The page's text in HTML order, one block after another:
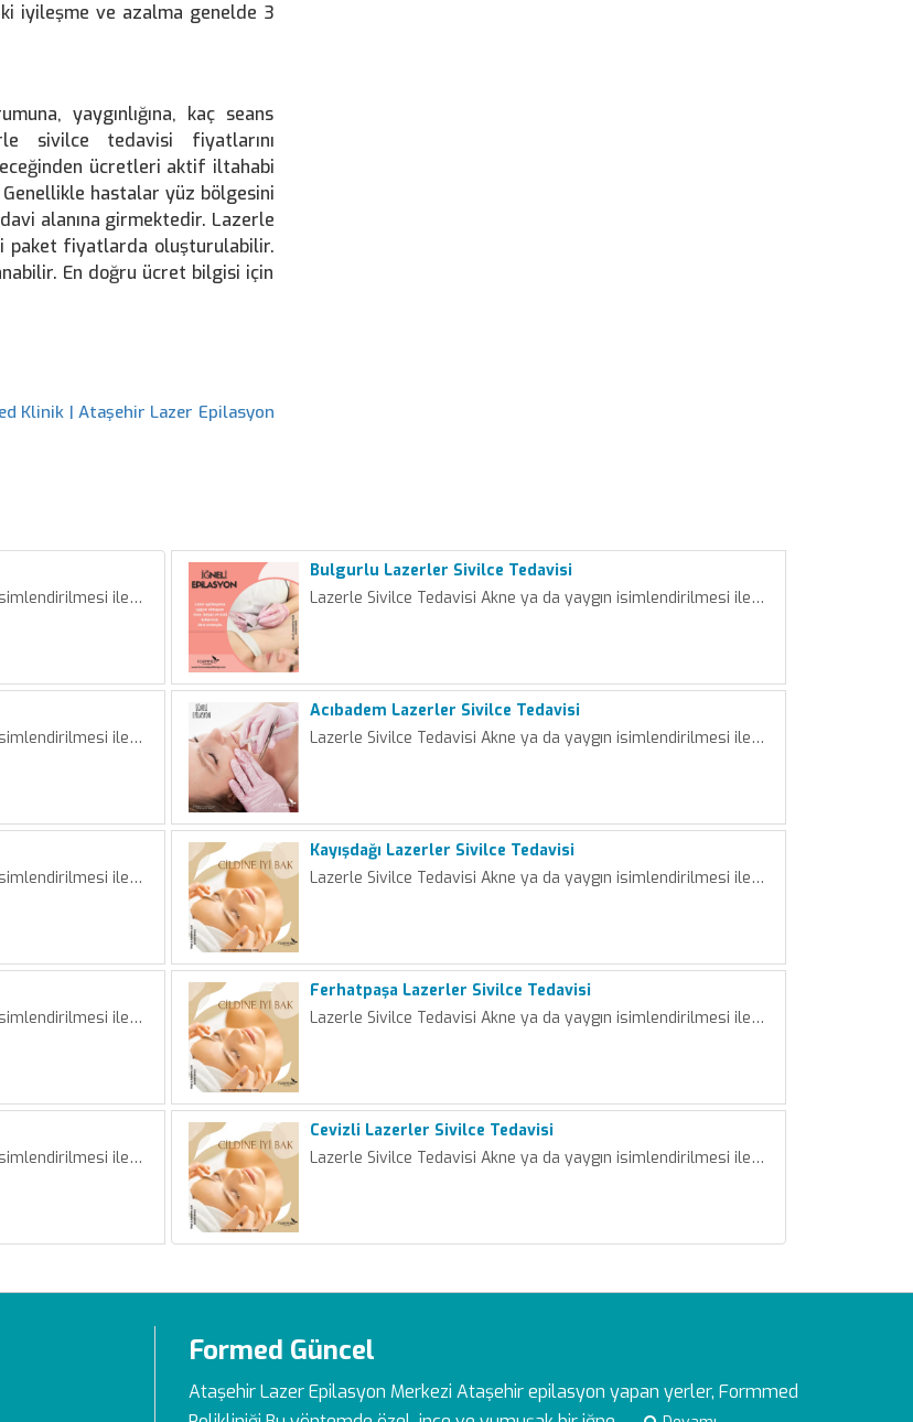
iyileşme ve azalma genelde 3
yaygınlığına, kaç seans
sivilce tedavisi fiyatlarını
ücretleri aktif iltahabi
hastalar yüz bölgesini
alanına girmektedir. Lazerle
paket fiyatlarda oluşturulabilir.
En doğru ücret bilgisi için
Klinik | Ataşehir Lazer Epilasyon
ile…
Bulgurlu Lazerler Sivilce Tedavisi
Lazerle Sivilce Tedavisi Akne ya da yaygın isimlendirilmesi ile…
ile…
Acıbadem Lazerler Sivilce Tedavisi
Lazerle Sivilce Tedavisi Akne ya da yaygın isimlendirilmesi ile…
ile…
Kayışdağı Lazerler Sivilce Tedavisi
Lazerle Sivilce Tedavisi Akne ya da yaygın isimlendirilmesi ile…
ile…
Ferhatpaşa Lazerler Sivilce Tedavisi
Lazerle Sivilce Tedavisi Akne ya da yaygın isimlendirilmesi ile…
ile…
Cevizli Lazerler Sivilce Tedavisi
Lazerle Sivilce Tedavisi Akne ya da yaygın isimlendirilmesi ile…
Formed Güncel
Ataşehir Lazer Epilasyon Merkezi Ataşehir epilasyon yapan yerler, Formmed